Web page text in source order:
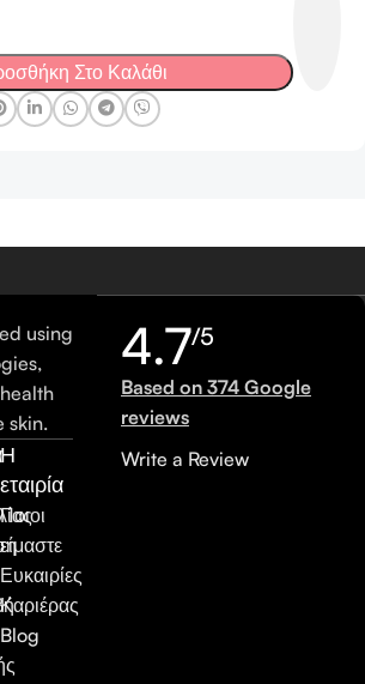
Στο Καλάθι
using
skin.
Η
εταιρία
Ποιοι
είμαστε
Ευκαιρίες
Καριέρας
Blog
4.7/5
Based on 374 Google
reviews
Write a Review